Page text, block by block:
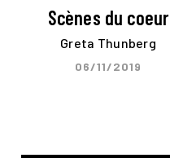
Scènes du coeur
Greta Thunberg
06/11/2019